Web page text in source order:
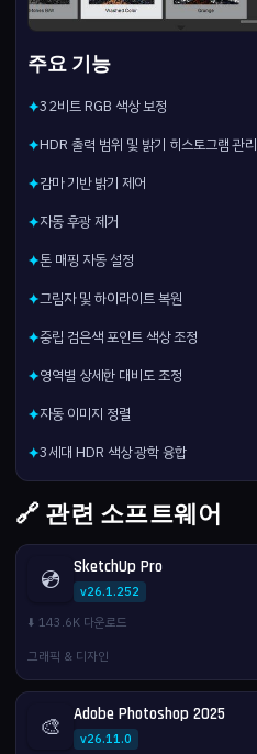
주요 기능
✦32비트 RGB 색상 보정
✦HDR 출력 범위 및 밝기 히스토그램 관리
✦감마 기반 밝기 제어
✦자동 후광 제거
✦톤 매핑 자동 설정
✦그림자 및 하이라이트 복원
✦중립 검은색 포인트 색상 조정
✦영역별 상세한 대비도 조정
✦자동 이미지 정렬
✦3세대 HDR 색상 광학 융합
🔗 관련 소프트웨어
💿 SketchUp Pro
v26.1.252
⬇️ 143.6K 다운로드
그래픽 & 디자인
🎨 Adobe Photoshop 2025
v26.11.0